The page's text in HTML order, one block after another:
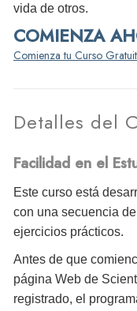
vida de otros.
COMIENZA
Comienza tu Curso
Detalles del
Facilidad en el
Este curso está
con una secuencia
ejercicios prácticos.
Antes de que
página Web de
registrado, el